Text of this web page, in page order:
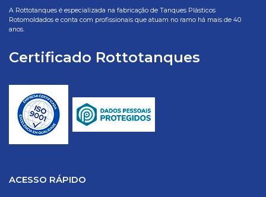
A Rottotanques é especializada na fabricação de Tanques Plásticos
Rotomoldados e conta com profissionais que atuam no ramo há mais de 40
anos.
Certificado Rottotanques
ACESSO RÁPIDO